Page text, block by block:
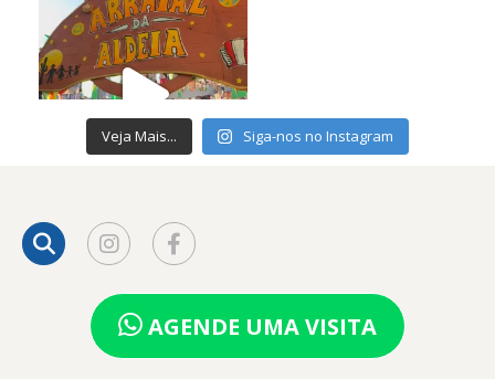
Veja Mais... Siga-nos no Instagram
AGENDE UMA VISITA